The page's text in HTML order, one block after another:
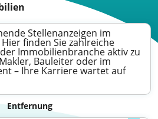
Stellenanzeigen im
finden Sie zahlreiche
Immobilienbranche aktiv zu
Bauleiter oder im
– Ihre Karriere wartet auf
Entfernung